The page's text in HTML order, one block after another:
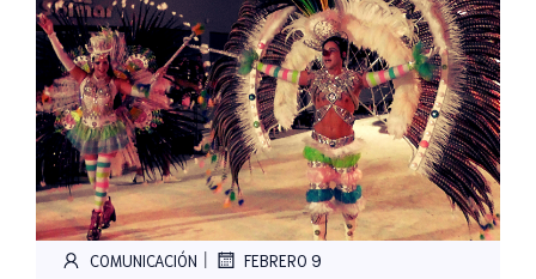
COMUNICACIÓN | FEBRERO 9